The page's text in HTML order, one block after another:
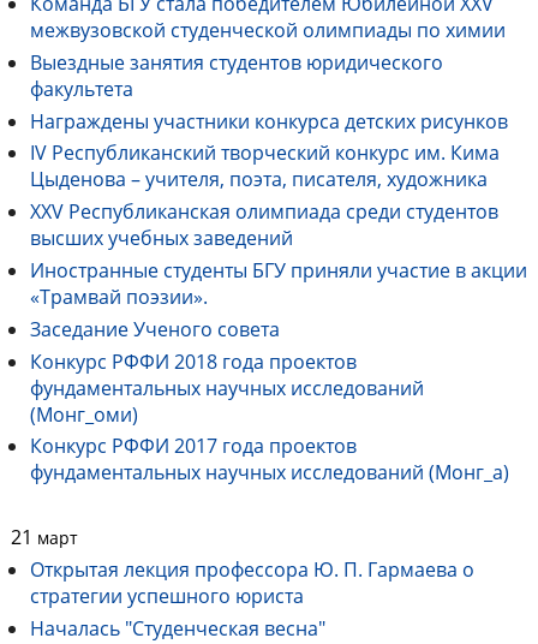
межвузовской студенческой олимпиады по химии
Выездные занятия студентов юридического
факультета
Награждены участники конкурса детских рисунков
IV Республиканский творческий конкурс им. Кима
Цыденова – учителя, поэта, писателя, художника
XXV Республиканская олимпиада среди студентов
высших учебных заведений
Иностранные студенты БГУ приняли участие в акции
«Трамвай поэзии».
Заседание Ученого совета
Конкурс РФФИ 2018 года проектов
фундаментальных научных исследований
(Монг_оми)
Конкурс РФФИ 2017 года проектов
фундаментальных научных исследований (Монг_а)
21 март
Открытая лекция профессора Ю. П. Гармаева о
стратегии успешного юриста
Началась "Студенческая весна"